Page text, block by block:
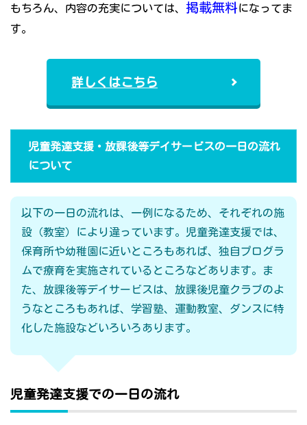
もちろん、内容の充実については、 掲載無料になってま
す。
詳しくはこちら
児童発達支援・放課後等デイサービスの一日の流れ
について
以下の一日の流れは、一例になるため、それぞれの施
設（教室）により違っています。児童発達支援では、
保育所や幼稚園に近いところもあれば、独自プログラ
ムで療育を実施されているところなどあります。ま
た、放課後等デイサービスは、放課後児童クラブのよ
うなところもあれば、学習塾、運動教室、ダンスに特
化した施設などいろいろあります。
児童発達支援での一日の流れ